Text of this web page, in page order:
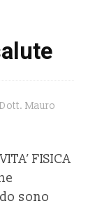
Mauro
FISICA
sono